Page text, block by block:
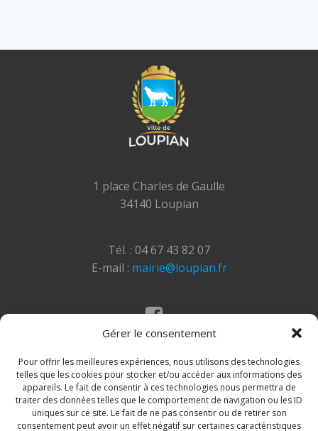
Gérer le consentement
Pour offrir les meilleures expériences, nous utilisons des technologies
telles que les cookies pour stocker et/ou accéder aux informations des
appareils. Le fait de consentir à ces technologies nous permettra de
traiter des données telles que le comportement de navigation ou les ID
uniques sur ce site. Le fait de ne pas consentir ou de retirer son
consentement peut avoir un effet négatif sur certaines caractéristiques
1 place Charles de Gaulle
34140 Loupian
Tél. : 04 67 43 82 07
E-mail : mairie@loupian.fr